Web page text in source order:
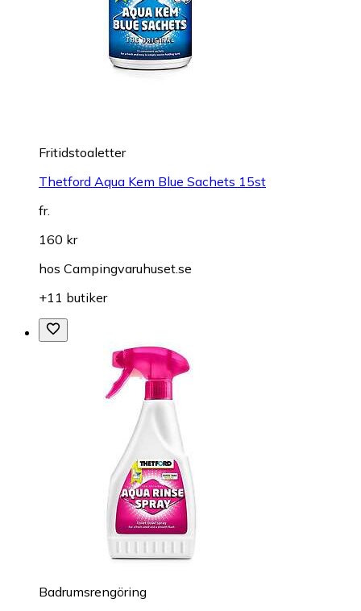
Fritidstoaletter
Thetford Aqua Kem Blue Sachets 15st
fr.
160 kr
hos Campingvaruhuset.se
+11 butiker
Badrumsrengöring